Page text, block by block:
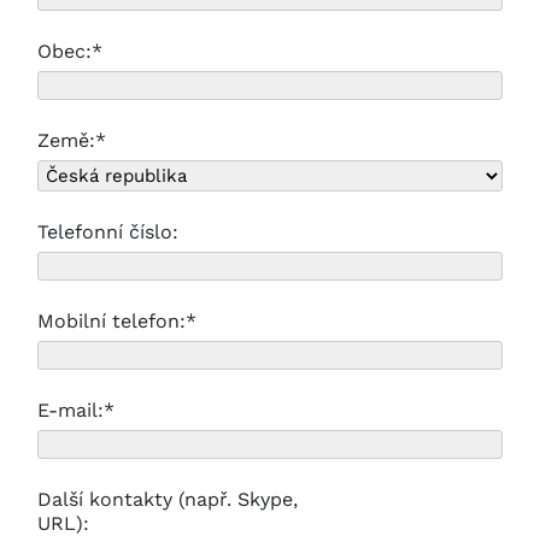
Obec:*
Země:*
Telefonní číslo:
Mobilní telefon:*
E-mail:*
Další kontakty (např. Skype,
URL):